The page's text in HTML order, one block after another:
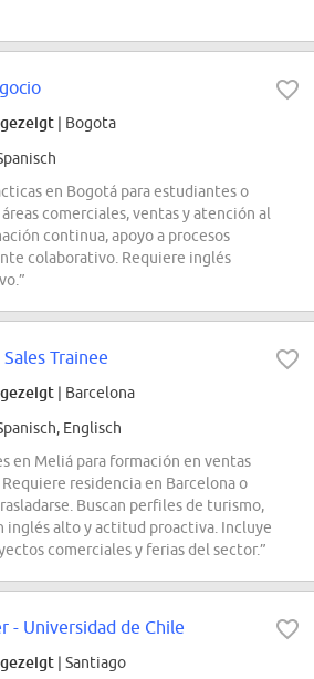
| Bogota
en Bogotá para estudiantes o
comerciales, ventas y atención al
continua, apoyo a procesos
colaborativo. Requiere inglés
Trainee
| Barcelona
Englisch
en Meliá para formación en ventas
residencia en Barcelona o
Buscan perfiles de turismo,
inglés alto y actitud proactiva. Incluye
comerciales y ferias del sector.”
- Universidad de Chile
| Santiago